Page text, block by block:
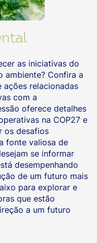
as iniciativas do
ambiente? Confira a
ações relacionadas
com a
oferece detalhes
na COP27 e
os desafios
fonte valiosa de
se informar
desempenhando
de um futuro mais
para explorar e
que estão
a um futuro